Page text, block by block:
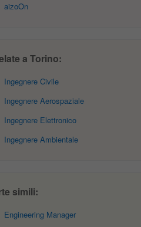
aizoOn
a Torino:
Ingegnere Civile
Ingegnere Aerospaziale
Ingegnere Elettronico
Ingegnere Ambientale
simili:
Engineering Manager